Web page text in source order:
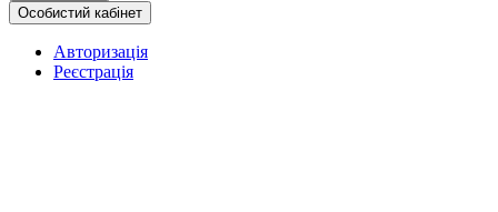
Особистий кабінет
Авторизація
Реєстрація